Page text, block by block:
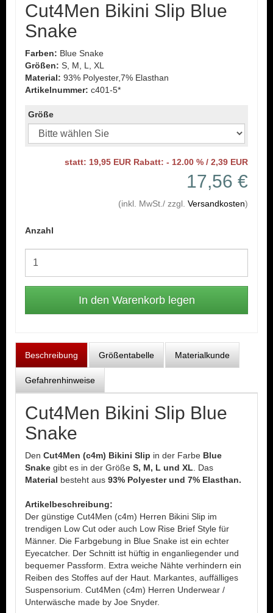
Cut4Men Bikini Slip Blue
Snake
Farben: Blue Snake
Größen: S, M, L, XL
Material: 93% Polyester,7% Elasthan
Artikelnummer: c401-5*
Größe
statt: 19,95 EUR Rabatt: - 12.00 % / 2,39 EUR
17,56 €
(inkl. MwSt./ zzgl. Versandkosten)
Anzahl
Beschreibung Größentabelle Materialkunde
Gefahrenhinweise
Cut4Men Bikini Slip Blue
Snake
Den Cut4Men (c4m) Bikini Slip in der Farbe Blue
Snake gibt es in der Größe S, M, L und XL . Das
Material besteht aus 93% Polyester und 7% Elasthan.
Artikelbeschreibung:
Der günstige Cut4Men (c4m) Herren Bikini Slip im
trendigen Low Cut oder auch Low Rise Brief Style für
Männer. Die Farbgebung in Blue Snake ist ein echter
Eyecatcher. Der Schnitt ist hüftig in enganliegender und
bequemer Passform. Extra weiche Nähte verhindern ein
Reiben des Stoffes auf der Haut. Markantes, auffälliges
Suspensorium. Cut4Men (c4m) Herren Underwear /
Unterwäsche made by Joe Snyder.